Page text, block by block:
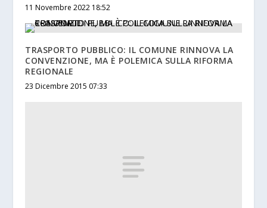
11 Novembre 2022 18:52
TRASPORTO PUBBLICO: IL COMUNE RINNOVA LA
CONVENZIONE, MA È POLEMICA SULLA RIFORMA
REGIONALE
23 Dicembre 2015 07:33